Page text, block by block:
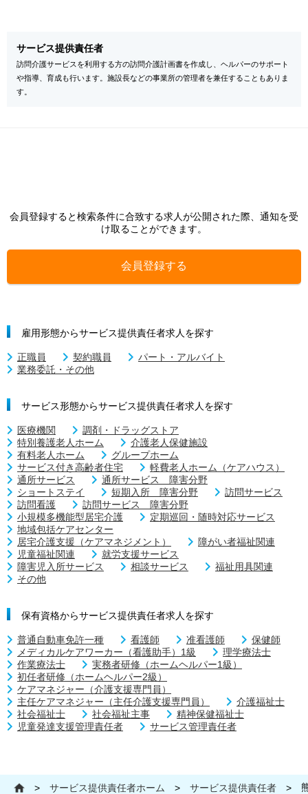
サービス提供責任者
訪問介護サービスを利用する方の訪問介護計画書を作成し、ヘルパーのサポート
や指導、育成も行います。施設長などの事業所の管理者を兼任することもありま
す。
会員登録すると検索条件に合致する求人が公開された際、通知を受
け取ることができます。
会員登録する
雇用形態からサービス提供責任者求人を探す
正職員 契約職員
パート・アルバイト
業務委託・その他
サービス形態からサービス提供責任者求人を探す
医療機関
調剤・ドラッグストア
特別養護老人ホーム
介護老人保健施設
有料老人ホーム
グループホーム
サービス付き高齢者住宅
軽費老人ホーム（ケアハウス）
通所サービス
通所サービス 障害分野
ショートステイ
短期入所 障害分野
訪問サービス
訪問看護
訪問サービス 障害分野
小規模多機能型居宅介護
定期巡回・随時対応サービス
地域包括ケアセンター
居宅介護支援（ケアマネジメント）
障がい者福祉関連
児童福祉関連
就労支援サービス
障害児入所サービス
相談サービス
福祉用具関連
その他
保有資格からサービス提供責任者求人を探す
普通自動車免許一種 看護師 准看護師
保健師
メディカルケアワーカー（看護助手）1級
理学療法士
作業療法士
実務者研修（ホームヘルパー1級）
初任者研修（ホームヘルパー2級）
ケアマネジャー（介護支援専門員）
主任ケアマネジャー（主任介護支援専門員）
介護福祉士
社会福祉士
社会福祉主事
精神保健福祉士
児童発達支援管理責任者
サービス管理責任者
> サービス提供責任者ホーム > サービス提供責任者 >